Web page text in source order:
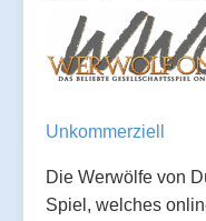
Unkommerziell
Die Werwölfe von
Spiel, welches